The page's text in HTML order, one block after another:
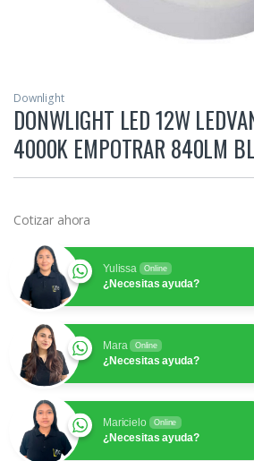
Downlight
DONWLIGHT LED 12W
4000K EMPOTRAR 840LM
Cotizar ahora
Yulissa Online
¿Necesitas ayuda?
Mara Online
¿Necesitas ayuda?
Maricielo Online
¿Necesitas ayuda?